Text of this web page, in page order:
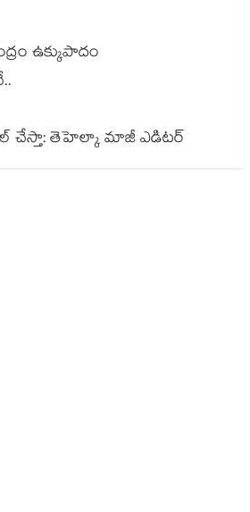
ఉక్కుపాదం
చేస్తా: తెహెల్కా మాజీ ఎడిటర్